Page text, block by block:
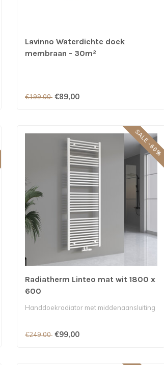
Lavinno Waterdichte doek
membraan - 30m²
€199,00 €89,00
SALE -60%
Radiatherm Linteo mat wit 1800 x
600
Handdoekradiator met middenaansluiting
€249,00 €99,00